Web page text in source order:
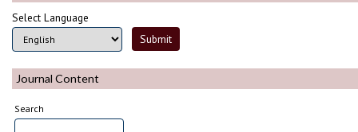
Select Language
Journal Content
Search